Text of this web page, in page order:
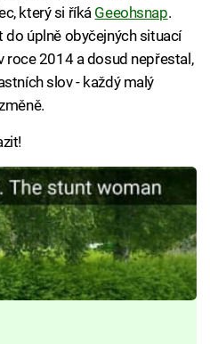
který si říká Geeohsnap.
do úplně obyčejných situací
roce 2014 a dosud nepřestal,
slov - každý malý